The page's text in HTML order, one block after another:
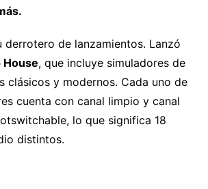
derrotero de lanzamientos. Lanzó
House, que incluye simuladores de
clásicos y modernos. Cada uno de
cuenta con canal limpio y canal
lo que significa 18
distintos.